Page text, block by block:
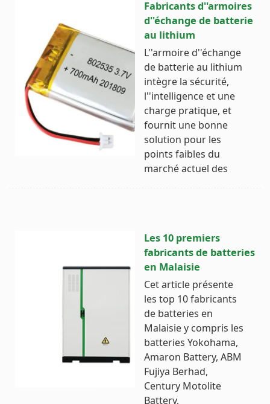
Fabricants d''armoires
d''échange de batterie
au lithium
L''armoire d''échange
de batterie au lithium
intègre la sécurité,
l''intelligence et une
charge pratique, et
fournit une bonne
solution pour les
points faibles du
marché actuel des
Les 10 premiers
fabricants de batteries
en Malaisie
Cet article présente
les top 10 fabricants
de batteries en
Malaisie y compris les
batteries Yokohama,
Amaron Battery, ABM
Fujiya Berhad,
Century Motolite
Battery,